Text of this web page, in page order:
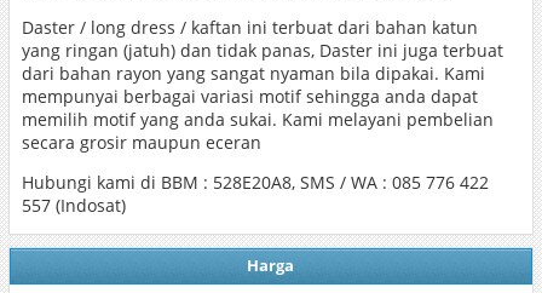
Daster / long dress / kaftan ini terbuat dari bahan katun
yang ringan (jatuh) dan tidak panas, Daster ini juga terbuat
dari bahan rayon yang sangat nyaman bila dipakai. Kami
mempunyai berbagai variasi motif sehingga anda dapat
memilih motif yang anda sukai. Kami melayani pembelian
secara grosir maupun eceran
Hubungi kami di BBM : 528E20A8, SMS / WA : 085 776 422
557 (Indosat)
Harga